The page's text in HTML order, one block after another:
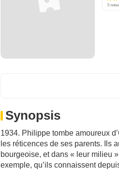
5
Synopsis
1934. Philippe tombe amoureux
les réticences de ses parents. Ils
bourgeoise, et dans « leur milieu
exemple, qu’ils connaissent